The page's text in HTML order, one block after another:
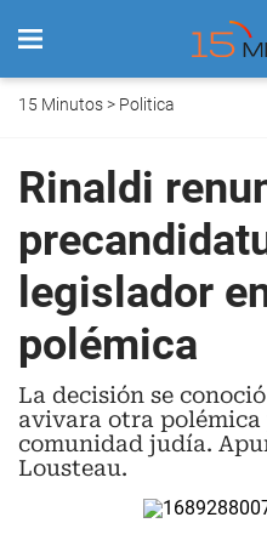
15 Minutos> Politica
Rinaldi
legislador
polémica
La decisión se
avivara otra polémica
comunidad judía.
Lousteau.